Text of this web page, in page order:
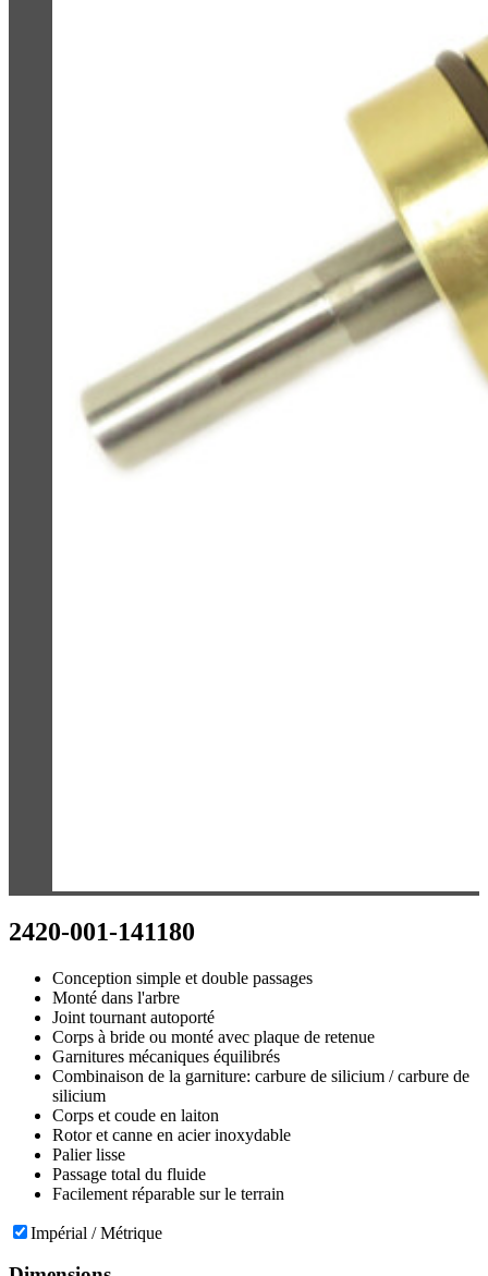
2420-001-141180
Conception simple et double passages
Monté dans l'arbre
Joint tournant autoporté
Corps à bride ou monté avec plaque de retenue
Garnitures mécaniques équilibrés
Combinaison de la garniture: carbure de silicium / carbure de
silicium
Corps et coude en laiton
Rotor et canne en acier inoxydable
Palier lisse
Passage total du fluide
Facilement réparable sur le terrain
Impérial / Métrique